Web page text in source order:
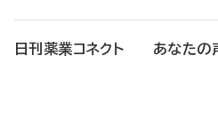
日刊薬業コネクト あなたの